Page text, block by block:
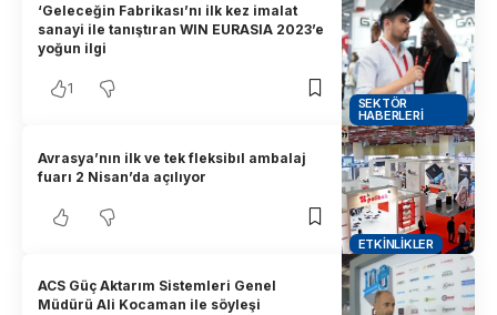
SEKTÖR
HABERLERI
‘Geleceğin Fabrikası’nı ilk kez imalat
sanayi ile tanıştıran WIN EURASIA 2023’e
yoğun ilgi
1
ETKINLIKLER
Avrasya’nın ilk ve tek fleksibıl ambalaj
fuarı 2 Nisan’da açılıyor
ACS Güç Aktarım Sistemleri Genel
Müdürü Ali Kocaman ile söyleşi